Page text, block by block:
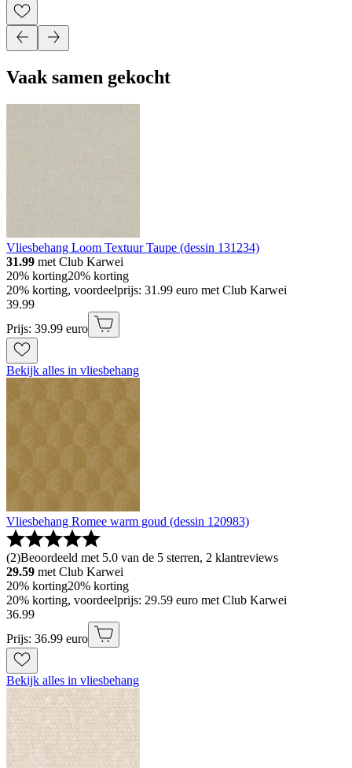
Vaak samen gekocht
Vliesbehang Loom Textuur Taupe (dessin 131234)
31.99 met Club Karwei
20% korting20% korting
20% korting, voordeelprijs: 31.99 euro met Club Karwei
39.99
Prijs: 39.99 euro
Bekijk alles in vliesbehang
Vliesbehang Romee warm goud (dessin 120983)
(2)Beoordeeld met 5.0 van de 5 sterren, 2 klantreviews
29.59 met Club Karwei
20% korting20% korting
20% korting, voordeelprijs: 29.59 euro met Club Karwei
36.99
Prijs: 36.99 euro
Bekijk alles in vliesbehang